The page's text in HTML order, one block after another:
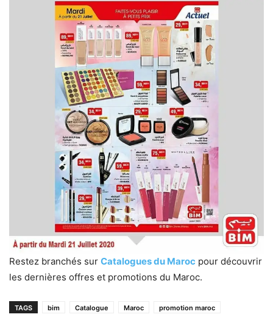
Restez branchés sur Catalogues du Maroc pour découvrir
les dernières offres et promotions du Maroc.
TAGS bim Catalogue Maroc promotion maroc